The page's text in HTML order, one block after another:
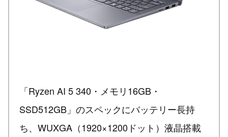
「Ryzen AI 5 340・メモリ16GB・
SSD512GB」のスペックにバッテリー長持
ち、WUXGA（1920×1200ドット）液晶搭載